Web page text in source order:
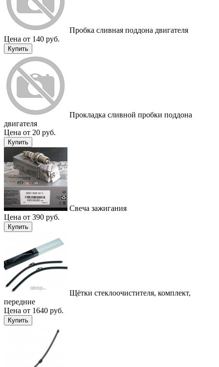
Пробка сливная поддона двигателя
Цена от 140 руб.
Купить
Прокладка сливной пробки поддона
двигателя
Цена от 20 руб.
Купить
Свеча зажигания
Цена от 390 руб.
Купить
Щётки стеклоочистителя, комплект,
передние
Цена от 1640 руб.
Купить